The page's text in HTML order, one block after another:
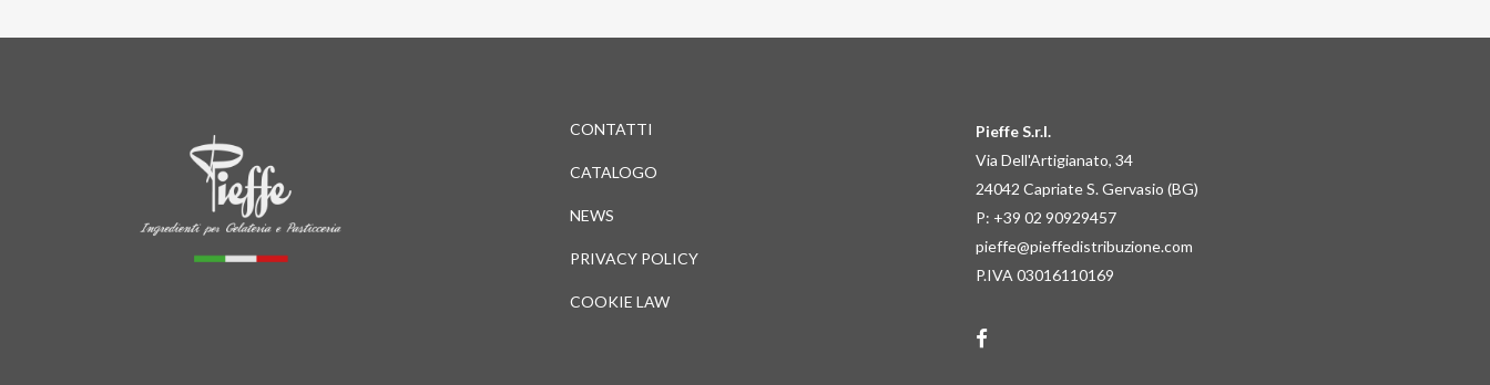
CONTATTI
CATALOGO
NEWS
PRIVACY POLICY
COOKIE LAW
Pieffe S.r.l.
Via Dell'Artigianato, 34
24042 Capriate S. Gervasio (BG)
P: +39 02 90929457
pieffe@pieffedistribuzione.com
P.IVA 03016110169